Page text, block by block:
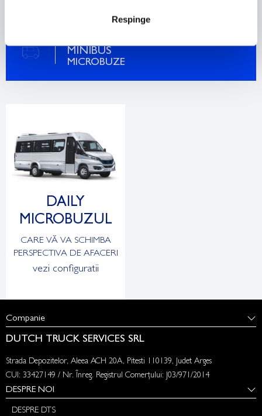
Respinge
MINIBUS
MICROBUZE
DAILY
MICROBUZUL
CARE VĂ VA SCHIMBA
PERSPECTIVA DE AFACERI
vezi configuratii
Companie
DUTCH TRUCK SERVICES SRL
Strada Depozitelor, Aleea ACH 20A, Pitesti 110139, Judet Arges
CUI: 33427149 / Nr. Înreg. Registrul Comerțului: J03/971/2014
DESPRE NOI
DESPRE DTS